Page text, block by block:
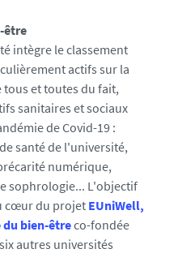
être
intègre le classement
actifs sur la
et toutes du fait,
sanitaires et sociaux
de Covid-19 :
santé de l'université,
numérique,
sophrologie... L'objectif
cœur du projet EUniWell,
bien-êtreco-fondée
autres universités